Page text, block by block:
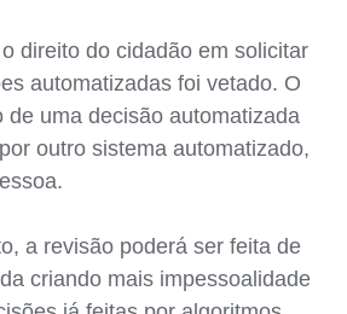
direito do cidadão em solicitar
automatizadas foi vetado. O
de uma decisão automatizada
outro sistema automatizado,
a revisão poderá ser feita de
criando mais impessoalidade